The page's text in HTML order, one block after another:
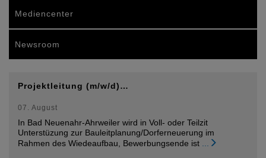
Mediencenter
Newsroom
Projektleitung (m/w/d)…
07. August
In Bad Neuenahr-Ahrweiler wird in Voll- oder Teilzit
Unterstüzung zur Bauleitplanung/Dorferneuerung im
Rahmen des Wiedeaufbau, Bewerbungsende ist